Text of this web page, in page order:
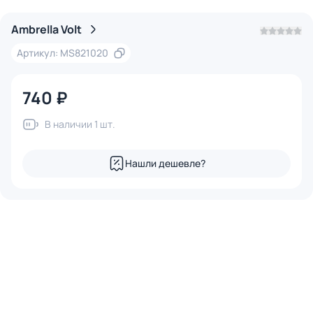
Ambrella Volt
Артикул: MS821020
740 ₽
В наличии 1 шт.
Нашли дешевле?